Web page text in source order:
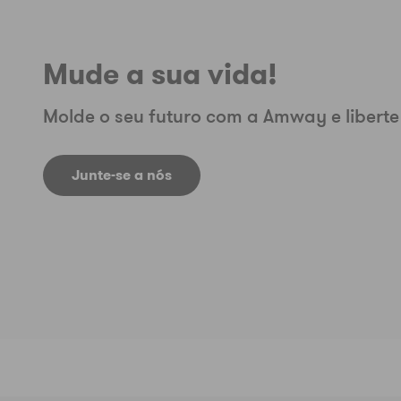
Mude a sua vida!
Molde o seu futuro com a Amway e
Junte-se a nós